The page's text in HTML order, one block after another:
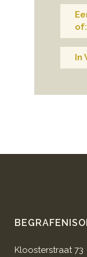
In
Kloosterstraat 73